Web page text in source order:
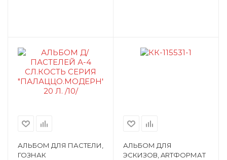
АЛЬБОМ ДЛЯ ПАСТЕЛИ,
ГОЗНАК
АЛЬБОМ ДЛЯ
ЭСКИЗОВ, ARTФОРМАТ